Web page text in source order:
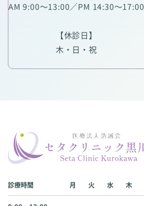
AM 9:00～13:00／PM 14:30～17:00
【休診日】
木・日・祝
診療時間 月 火 水 木